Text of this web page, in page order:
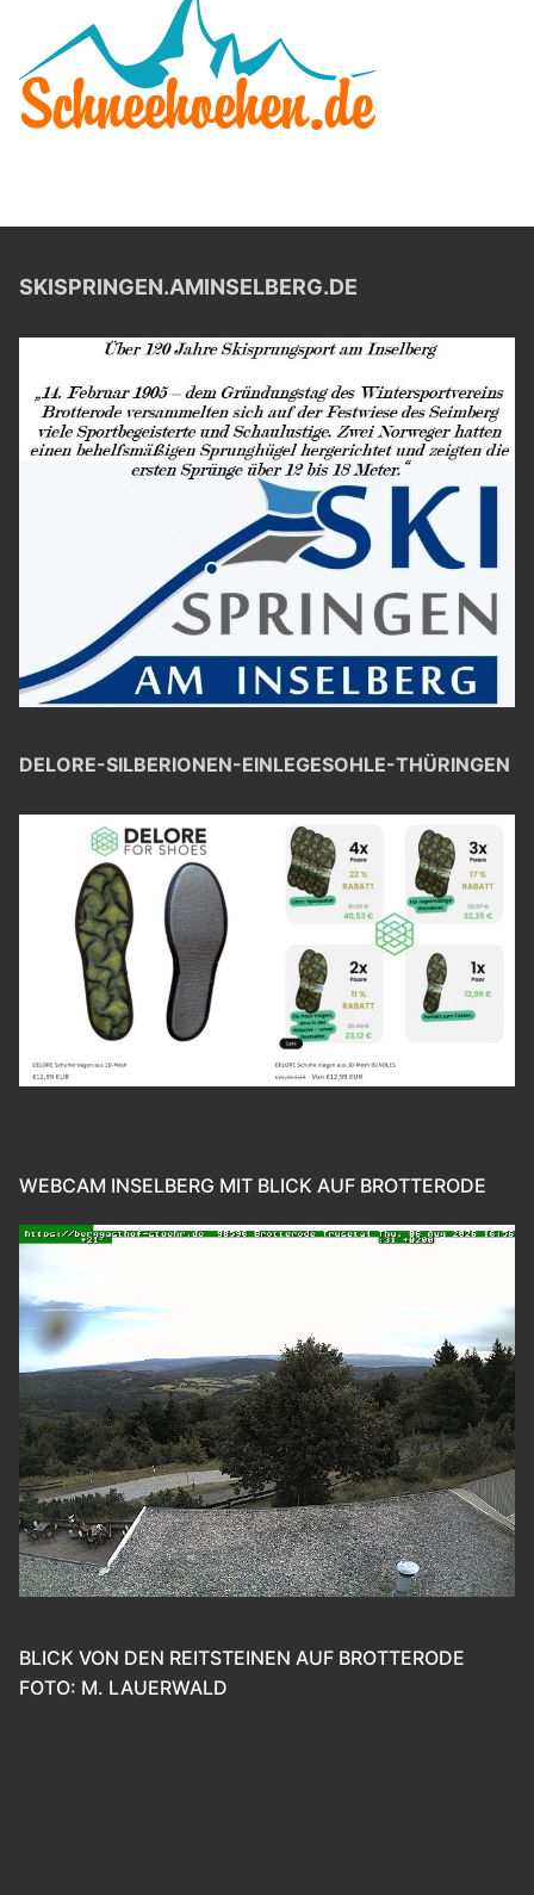
SKISPRINGEN.AMINSELBERG.DE
DELORE-SILBERIONEN-EINLEGESOHLE-THÜRINGEN
WEBCAM INSELBERG MIT BLICK AUF BROTTERODE
BLICK VON DEN REITSTEINEN AUF BROTTERODE
FOTO: M. LAUERWALD